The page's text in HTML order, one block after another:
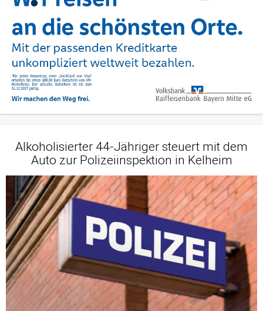
Alkoholisierter 44-Jähriger steuert mit dem
Auto zur Polizeiinspektion in Kelheim